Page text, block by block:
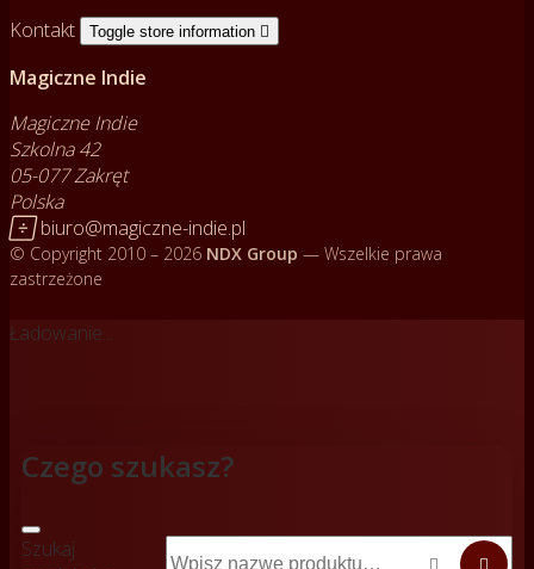
Kontakt
Toggle store information 
Magiczne Indie
Magiczne Indie
Szkolna 42
05-077 Zakręt
Polska
 biuro@magiczne-indie.pl
© Copyright 2010 – 2026 NDX Group — Wszelkie prawa
zastrzeżone
Ładowanie...
Czego szukasz?
Szukaj
 